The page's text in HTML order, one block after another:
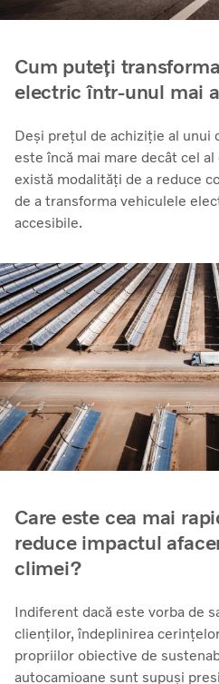
Cum puteți
electric într-unul mai
Deși prețul de achiziție al unui
este încă mai mare decât cel
există modalități de a reduce
de a transforma vehiculele
accesibile.
Care este cea mai
reduce impactul
climei?
Indiferent dacă este vorba de
clienților, îndeplinirea
propriilor obiective de
autocamioane sunt supuși